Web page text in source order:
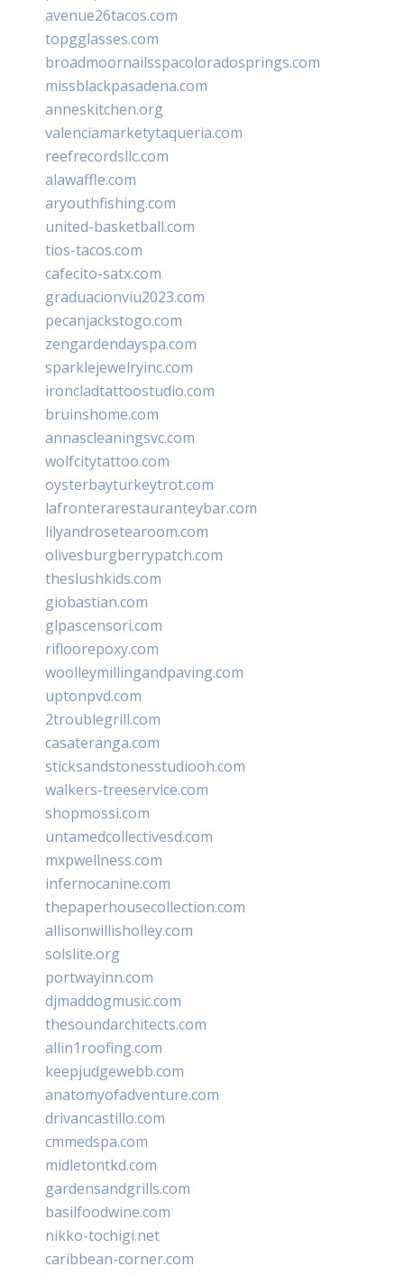
avenue26tacos.com
topgglasses.com
broadmoornailsspacoloradosprings.com
missblackpasadena.com
anneskitchen.org
valenciamarketytaqueria.com
reefrecordsllc.com
alawaffle.com
aryouthfishing.com
united-basketball.com
tios-tacos.com
cafecito-satx.com
graduacionviu2023.com
pecanjackstogo.com
zengardendayspa.com
sparklejewelryinc.com
ironcladtattoostudio.com
bruinshome.com
annascleaningsvc.com
wolfcitytattoo.com
oysterbayturkeytrot.com
lafronterarestauranteybar.com
lilyandrosetearoom.com
olivesburgberrypatch.com
theslushkids.com
giobastian.com
glpascensori.com
rifloorepoxy.com
woolleymillingandpaving.com
uptonpvd.com
2troublegrill.com
casateranga.com
sticksandstonesstudiooh.com
walkers-treeservice.com
shopmossi.com
untamedcollectivesd.com
mxpwellness.com
infernocanine.com
thepaperhousecollection.com
allisonwillisholley.com
solslite.org
portwayinn.com
djmaddogmusic.com
thesoundarchitects.com
allin1roofing.com
keepjudgewebb.com
anatomyofadventure.com
drivancastillo.com
cmmedspa.com
midletontkd.com
gardensandgrills.com
basilfoodwine.com
nikko-tochigi.net
caribbean-corner.com